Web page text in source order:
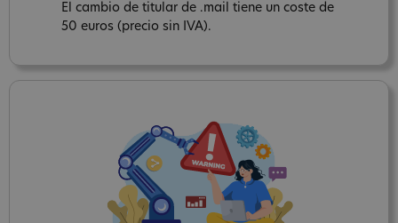
El cambio de titular de .mail tiene un coste de
50 euros (precio sin IVA).